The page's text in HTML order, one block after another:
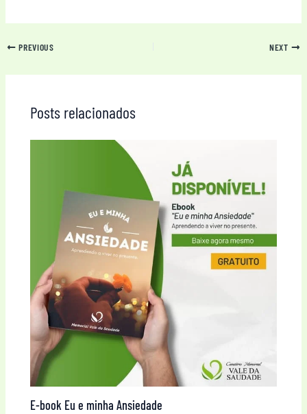
PREVIOUS NEXT
Posts relacionados
E-book Eu e minha Ansiedade